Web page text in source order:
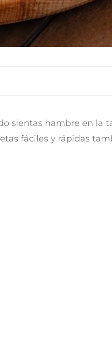
sientas hambre en la
fáciles y rápidas